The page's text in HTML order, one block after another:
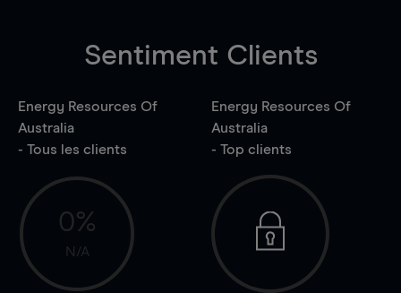
Sentiment Clients
Energy Resources Of
Australia
- Tous les clients
0%
N/A
Energy Resources Of
Australia
- Top clients